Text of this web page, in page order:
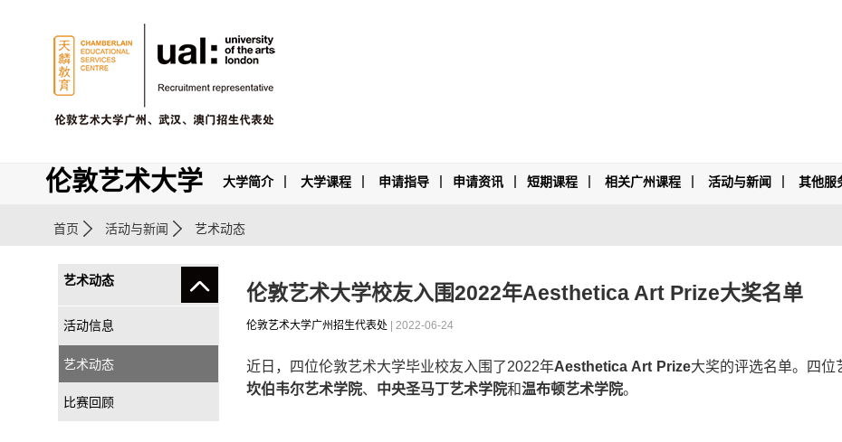
大学简介 大学课程 申请指导 申请资讯 短期课程 相关广州课程 活动与新闻 其他服
伦敦艺术大学
首页 活动与新闻 艺术动态
艺术动态
活动信息
艺术动态
比赛回顾
伦敦艺术大学校友入围2022年Aesthetica Art Prize大奖名单
伦敦艺术大学广州招生代表处 | 2022-06-24
近日，四位伦敦艺术大学毕业校友入围了2022年Aesthetica Art Prize大奖的评选名单。四位
坎伯韦尔艺术学院、 中央圣马丁艺术学院和温布顿艺术学院。